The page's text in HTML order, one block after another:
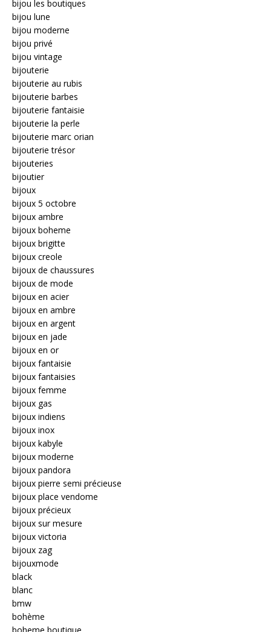
bijou les boutiques
bijou lune
bijou moderne
bijou privé
bijou vintage
bijouterie
bijouterie au rubis
bijouterie barbes
bijouterie fantaisie
bijouterie la perle
bijouterie marc orian
bijouterie trésor
bijouteries
bijoutier
bijoux
bijoux 5 octobre
bijoux ambre
bijoux boheme
bijoux brigitte
bijoux creole
bijoux de chaussures
bijoux de mode
bijoux en acier
bijoux en ambre
bijoux en argent
bijoux en jade
bijoux en or
bijoux fantaisie
bijoux fantaisies
bijoux femme
bijoux gas
bijoux indiens
bijoux inox
bijoux kabyle
bijoux moderne
bijoux pandora
bijoux pierre semi précieuse
bijoux place vendome
bijoux précieux
bijoux sur mesure
bijoux victoria
bijoux zag
bijouxmode
black
blanc
bmw
bohème